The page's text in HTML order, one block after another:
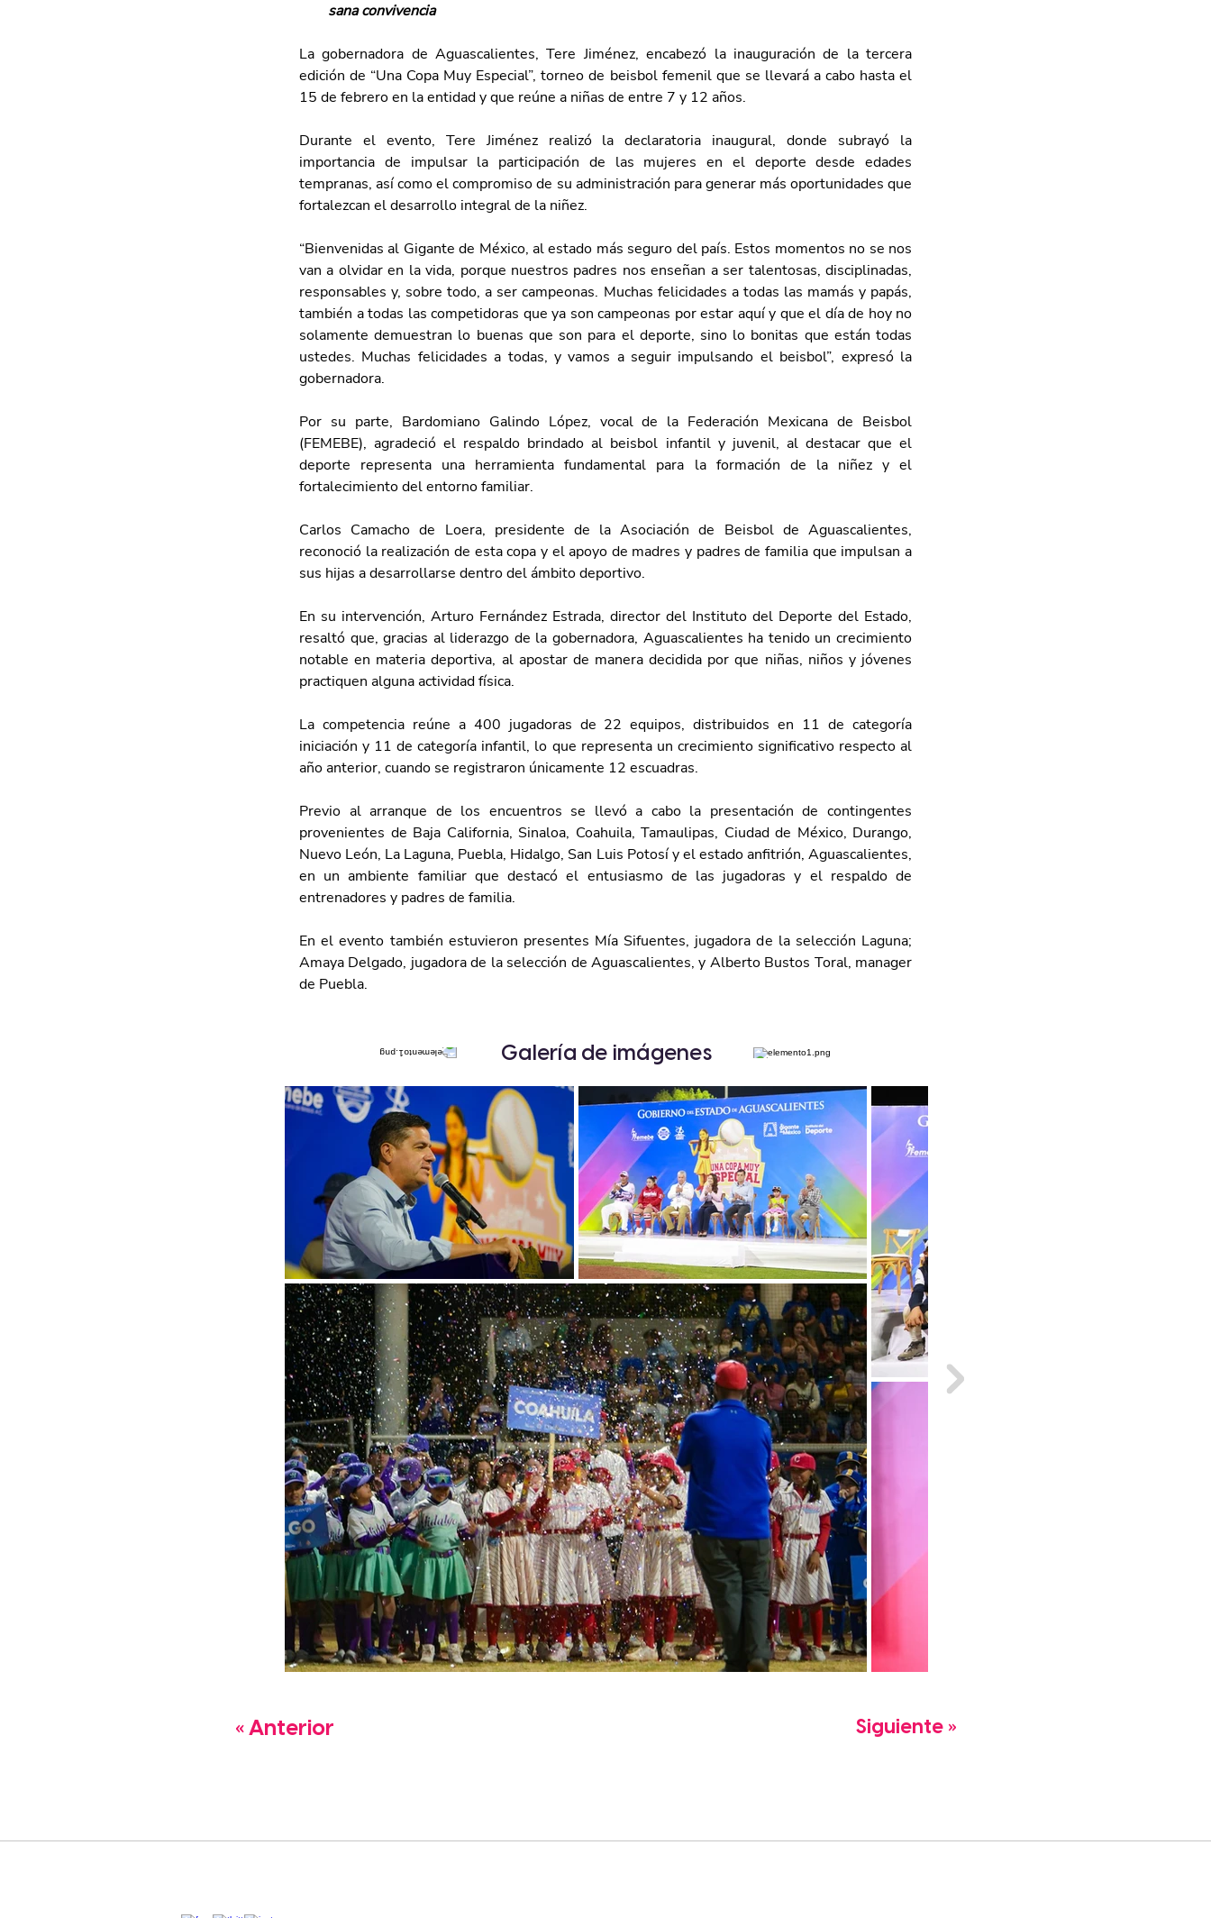
sana convivencia
La gobernadora de Aguascalientes, Tere Jiménez, encabezó la inauguración de la tercera
edición de “Una Copa Muy Especial”, torneo de beisbol femenil que se llevará a cabo hasta el
15 de febrero en la entidad y que reúne a niñas de entre 7 y 12 años.
Durante el evento, Tere Jiménez realizó la declaratoria inaugural, donde subrayó la
importancia de impulsar la participación de las mujeres en el deporte desde edades
tempranas, así como el compromiso de su administración para generar más oportunidades que
fortalezcan el desarrollo integral de la niñez.
“Bienvenidas al Gigante de México, al estado más seguro del país. Estos momentos no se nos
van a olvidar en la vida, porque nuestros padres nos enseñan a ser talentosas, disciplinadas,
responsables y, sobre todo, a ser campeonas. Muchas felicidades a todas las mamás y papás,
también a todas las competidoras que ya son campeonas por estar aquí y que el día de hoy no
solamente demuestran lo buenas que son para el deporte, sino lo bonitas que están todas
ustedes. Muchas felicidades a todas, y vamos a seguir impulsando el beisbol”, expresó la
gobernadora.
Por su parte, Bardomiano Galindo López, vocal de la Federación Mexicana de Beisbol
(FEMEBE), agradeció el respaldo brindado al beisbol infantil y juvenil, al destacar que el
deporte representa una herramienta fundamental para la formación de la niñez y el
fortalecimiento del entorno familiar.
Carlos Camacho de Loera, presidente de la Asociación de Beisbol de Aguascalientes,
reconoció la realización de esta copa y el apoyo de madres y padres de familia que impulsan a
sus hijas a desarrollarse dentro del ámbito deportivo.
En su intervención, Arturo Fernández Estrada, director del Instituto del Deporte del Estado,
resaltó que, gracias al liderazgo de la gobernadora, Aguascalientes ha tenido un crecimiento
notable en materia deportiva, al apostar de manera decidida por que niñas, niños y jóvenes
practiquen alguna actividad física.
La competencia reúne a 400 jugadoras de 22 equipos, distribuidos en 11 de categoría
iniciación y 11 de categoría infantil, lo que representa un crecimiento significativo respecto al
año anterior, cuando se registraron únicamente 12 escuadras.
Previo al arranque de los encuentros se llevó a cabo la presentación de contingentes
provenientes de Baja California, Sinaloa, Coahuila, Tamaulipas, Ciudad de México, Durango,
Nuevo León, La Laguna, Puebla, Hidalgo, San Luis Potosí y el estado anfitrión, Aguascalientes,
en un ambiente familiar que destacó el entusiasmo de las jugadoras y el respaldo de
entrenadores y padres de familia.
En el evento también estuvieron presentes Mía Sifuentes, jugadora de la selección Laguna;
Amaya Delgado, jugadora de la selección de Aguascalientes, y Alberto Bustos Toral, manager
de Puebla.
Galería de imágenes
« Anterior Siguiente »